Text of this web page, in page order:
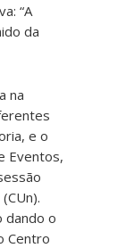
“A
da
na
e o
Eventos,
dando o
Centro